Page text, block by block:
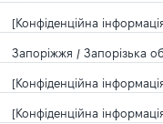
[Конфіденційна
Запоріжжя / Запорізька
[Конфіденційна
[Конфіденційна